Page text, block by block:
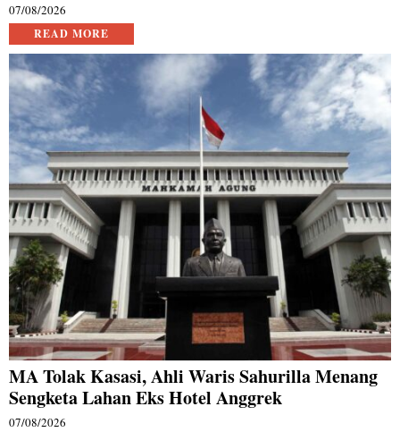
07/08/2026
READ MORE
MA Tolak Kasasi, Ahli Waris Sahurilla Menang
Sengketa Lahan Eks Hotel Anggrek
07/08/2026